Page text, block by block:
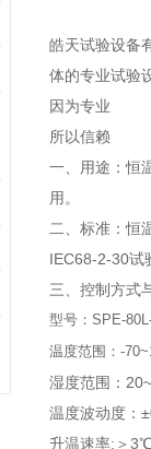
皓天试验设备
体的专业试验
因为专业
所以信赖
一、用途：恒
用。
二、标准：恒
IEC68-2-30试
三、控制方式
型号： SPE-
温度范围：-
湿度范围：
温度波动度
升温速